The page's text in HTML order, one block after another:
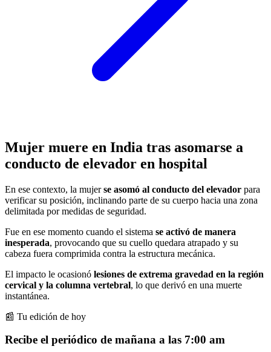
Mujer muere en India tras asomarse a
conducto de elevador en hospital
En ese contexto, la mujerse asomó al conducto del elevador para
verificar su posición, inclinando parte de su cuerpo hacia una zona
delimitada por medidas de seguridad.
Fue en ese momento cuando el sistema se activó de manera
inesperada, provocando que su cuello quedara atrapado y su
cabeza fuera comprimida contra la estructura mecánica.
El impacto le ocasionó lesiones de extrema gravedad en la región
cervical y la columna vertebral, lo que derivó en una muerte
instantánea.
📰 Tu edición de hoy
Recibe el periódico de mañana a las 7:00 am